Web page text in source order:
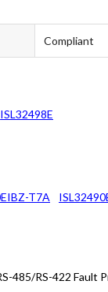
Compliant
ISL32498E
T7A
485/RS-422 Fault